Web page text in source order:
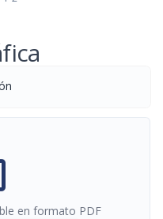
en formato PDF